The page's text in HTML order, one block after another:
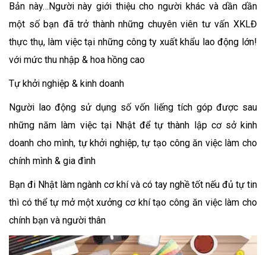
Bản này…Người này giới thiệu cho người khác và dần dần
một số bạn đã trở thành những chuyên viên tư vấn XKLĐ
thực thụ, làm việc tại những công ty xuất khẩu lao động lớn!
với mức thu nhập & hoa hồng cao
Tự khởi nghiệp & kinh doanh
Người lao động sử dụng số vốn liếng tích góp được sau
những năm làm việc tại Nhật để tự thành lập cơ sở kinh
doanh cho mình, tự khởi nghiệp, tự tạo công ăn việc làm cho
chính mình & gia đình
Bạn đi Nhật làm ngành cơ khí và có tay nghề tốt nếu đủ tự tin
thì có thể tự mở một xưởng cơ khí tạo công ăn việc làm cho
chính bạn và người thân